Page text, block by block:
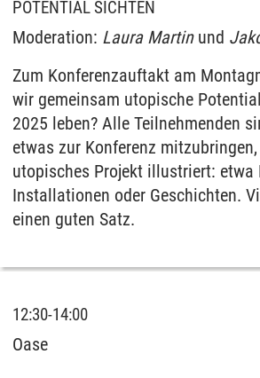
POTENTIAL SICHTEN
Moderation: Laura Martinund
Zum Konferenzauftakt am
wir gemeinsam utopische
2025 leben? Alle Teilnehmenden
etwas zur Konferenz
utopisches Projekt illustriert: etwa
Installationen oder Geschichten.
einen guten Satz.
12:30-14:00
Oase